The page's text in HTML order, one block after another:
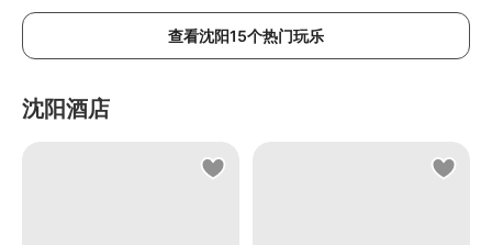
查看沈阳15个热门玩乐
沈阳酒店